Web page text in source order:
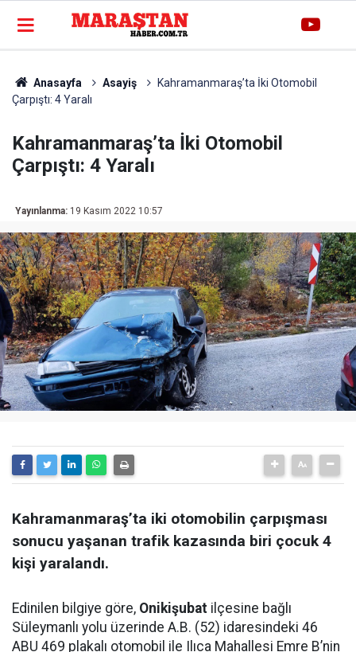
Anasayfa Asayiş
Kahramanmaraş’ta İki Otomobil
Çarpıştı: 4 Yaralı
Kahramanmaraş’ta İki Otomobil
Çarpıştı: 4 Yaralı
Yayınlanma: 19 Kasım 2022 10:57
Kahramanmaraş’ta iki otomobilin çarpışması
sonucu yaşanan trafik kazasında biri çocuk 4
kişi yaralandı.
Edinilen bilgiye göre, Onikişubat ilçesine bağlı
Süleymanlı yolu üzerinde A.B. (52) idaresindeki 46
ABU 469 plakalı otomobil ile Ilıca Mahallesi Emre B’nin